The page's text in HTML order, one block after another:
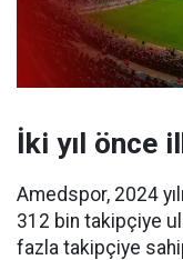
İki yıl önce
Amedspor, 2024
312 bin takipçiye
fazla takipçiye